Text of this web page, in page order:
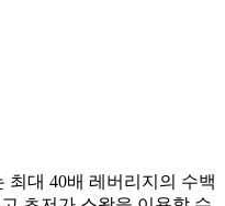
최대 40배 레버리지의 수백